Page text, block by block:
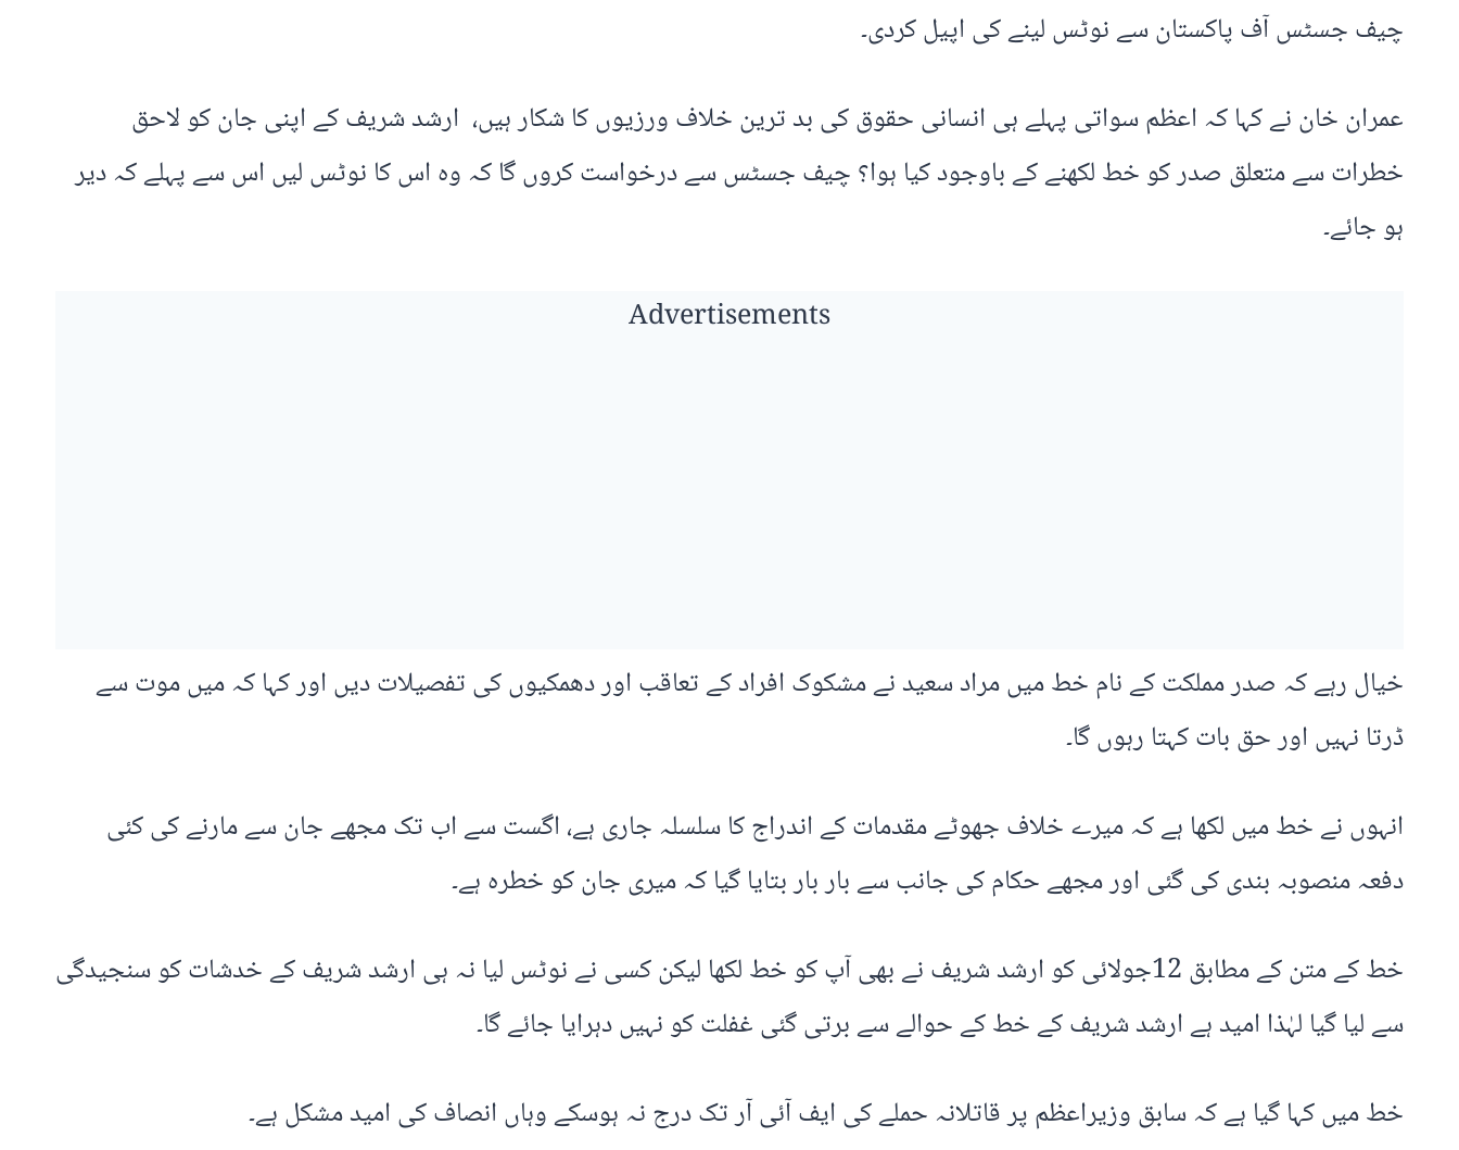
چیف جسٹس آف پاکستان سے نوٹس لینے کی اپیل کردی۔
عمران خان نے کہا کہ اعظم سواتی پہلے ہی انسانی حقوق کی بد ترین خلاف ورزیوں کا شکار ہیں، ارشد شریف کے اپنی جان کو لاحق
خطرات سے متعلق صدر کو خط لکھنے کے باوجود کیا ہوا؟ چیف جسٹس سے درخواست کروں گا کہ وہ اس کا نوٹس لیں اس سے پہلے کہ دیر
ہو جائے۔
Advertisements
خیال رہے کہ صدر مملکت کے نام خط میں مراد سعید نے مشکوک افراد کے تعاقب اور دھمکیوں کی تفصیلات دیں اور کہا کہ میں موت سے
ڈرتا نہیں اور حق بات کہتا رہوں گا۔
انہوں نے خط میں لکھا ہے کہ میرے خلاف جھوٹے مقدمات کے اندراج کا سلسلہ جاری ہے، اگست سے اب تک مجھے جان سے مارنے کی کئی
دفعہ منصوبہ بندی کی گئی اور مجھے حکام کی جانب سے بار بار بتایا گیا کہ میری جان کو خطرہ ہے۔
خط کے متن کے مطابق 12جولائی کو ارشد شریف نے بھی آپ کو خط لکھا لیکن کسی نے نوٹس لیا نہ ہی ارشد شریف کے خدشات کو سنجیدگی
سے لیا گیا لہٰذا امید ہے ارشد شریف کے خط کے حوالے سے برتی گئی غفلت کو نہیں دہرایا جائے گا۔
خط میں کہا گیا ہے کہ سابق وزیراعظم پر قاتلانہ حملے کی ایف آئی آر تک درج نہ ہوسکے وہاں انصاف کی امید مشکل ہے۔